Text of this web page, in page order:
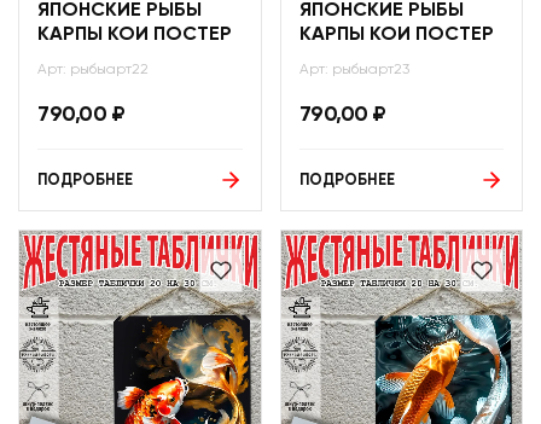
ЯПОНСКИЕ РЫБЫ
КАРПЫ КОИ ПОСТЕР
Арт: рыбыарт22
790,00 ₽
ПОДРОБНЕЕ
ЯПОНСКИЕ РЫБЫ
КАРПЫ КОИ ПОСТЕР
Арт: рыбыарт23
790,00 ₽
ПОДРОБНЕЕ